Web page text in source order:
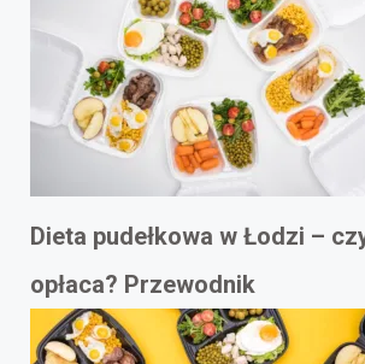
Dieta pudełkowa w Łodzi –
opłaca? Przewodnik